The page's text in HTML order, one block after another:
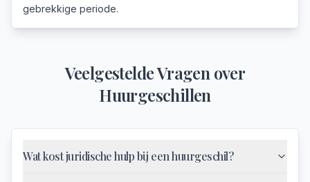
gebrekkige periode.
Veelgestelde Vragen over
Huurgeschillen
Wat kost juridische hulp bij een huurgeschil?